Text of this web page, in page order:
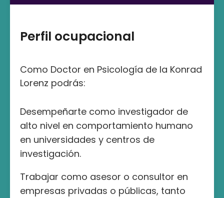
Perfil ocupacional
Como Doctor en Psicología de la Konrad
Lorenz podrás:
Desempeñarte como investigador de
alto nivel en comportamiento humano
en universidades y centros de
investigación.
Trabajar como asesor o consultor en
empresas privadas o públicas, tanto